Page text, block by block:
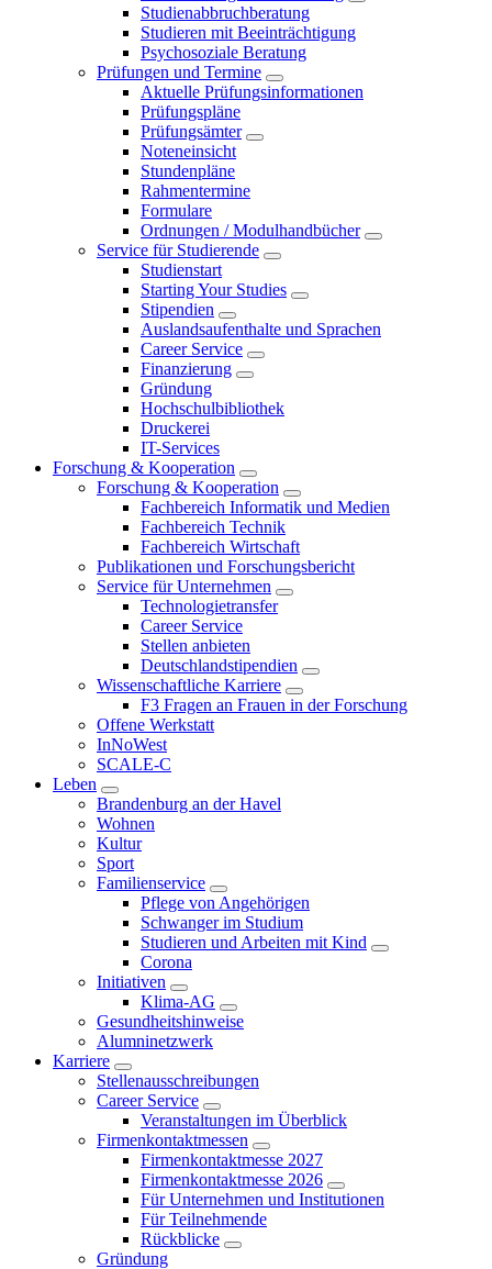
Studienabbruchberatung
Studieren mit Beeinträchtigung
Psychosoziale Beratung
Prüfungen und Termine
Aktuelle Prüfungsinformationen
Prüfungspläne
Prüfungsämter
Noteneinsicht
Stundenpläne
Rahmentermine
Formulare
Ordnungen / Modulhandbücher
Service für Studierende
Studienstart
Starting Your Studies
Stipendien
Auslandsaufenthalte und Sprachen
Career Service
Finanzierung
Gründung
Hochschulbibliothek
Druckerei
IT-Services
Forschung & Kooperation
Forschung & Kooperation
Fachbereich Informatik und Medien
Fachbereich Technik
Fachbereich Wirtschaft
Publikationen und Forschungsbericht
Service für Unternehmen
Technologietransfer
Career Service
Stellen anbieten
Deutschlandstipendien
Wissenschaftliche Karriere
F3 Fragen an Frauen in der Forschung
Offene Werkstatt
InNoWest
SCALE-C
Leben
Brandenburg an der Havel
Wohnen
Kultur
Sport
Familienservice
Pflege von Angehörigen
Schwanger im Studium
Studieren und Arbeiten mit Kind
Corona
Initiativen
Klima-AG
Gesundheitshinweise
Alumninetzwerk
Karriere
Stellenausschreibungen
Career Service
Veranstaltungen im Überblick
Firmenkontaktmessen
Firmenkontaktmesse 2027
Firmenkontaktmesse 2026
Für Unternehmen und Institutionen
Für Teilnehmende
Rückblicke
Gründung